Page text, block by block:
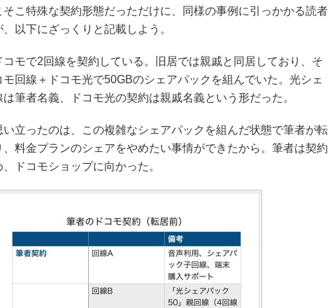
そこ特殊な契約形態だっただけに、同様の事例に引っかかる読者
以下にざっくりと記載しよう。
モで2回線を契約している。旧居では親戚と同居しており、そ
回線＋ドコモ光で50GBのシェアパックを組んでいた。光シェ
筆者名義、ドコモ光の契約は親戚名義という形だった。
立ったのは、この複雑なシェアパックを組んだ状態で筆者が転
、料金プランのシェアをやめたい事情ができたから。筆者は契約
ドコモショップに向かった。